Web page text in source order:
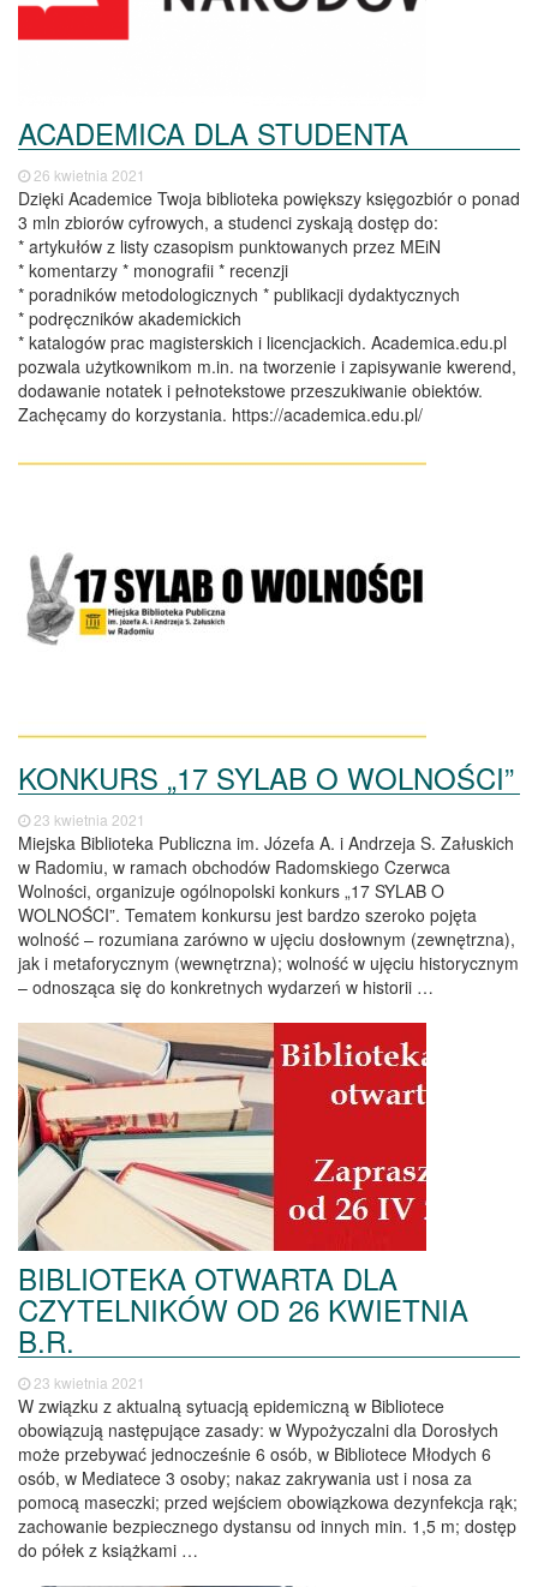
ACADEMICA DLA STUDENTA
26 kwietnia 2021
Dzięki Academice Twoja biblioteka powiększy księgozbiór o ponad
3 mln zbiorów cyfrowych, a studenci zyskają dostęp do:
* artykułów z listy czasopism punktowanych przez MEiN
* komentarzy * monografii * recenzji
* poradników metodologicznych * publikacji dydaktycznych
* podręczników akademickich
* katalogów prac magisterskich i licencjackich. Academica.edu.pl
pozwala użytkownikom m.in. na tworzenie i zapisywanie kwerend,
dodawanie notatek i pełnotekstowe przeszukiwanie obiektów.
Zachęcamy do korzystania. https://academica.edu.pl/
KONKURS „17 SYLAB O WOLNOŚCI”
23 kwietnia 2021
Miejska Biblioteka Publiczna im. Józefa A. i Andrzeja S. Załuskich
w Radomiu, w ramach obchodów Radomskiego Czerwca
Wolności, organizuje ogólnopolski konkurs „17 SYLAB O
WOLNOŚCI”. Tematem konkursu jest bardzo szeroko pojęta
wolność – rozumiana zarówno w ujęciu dosłownym (zewnętrzna),
jak i metaforycznym (wewnętrzna); wolność w ujęciu historycznym
– odnosząca się do konkretnych wydarzeń w historii …
BIBLIOTEKA OTWARTA DLA
CZYTELNIKÓW OD 26 KWIETNIA
B.R.
23 kwietnia 2021
W związku z aktualną sytuacją epidemiczną w Bibliotece
obowiązują następujące zasady: w Wypożyczalni dla Dorosłych
może przebywać jednocześnie 6 osób, w Bibliotece Młodych 6
osób, w Mediatece 3 osoby; nakaz zakrywania ust i nosa za
pomocą maseczki; przed wejściem obowiązkowa dezynfekcja rąk;
zachowanie bezpiecznego dystansu od innych min. 1,5 m; dostęp
do półek z książkami …